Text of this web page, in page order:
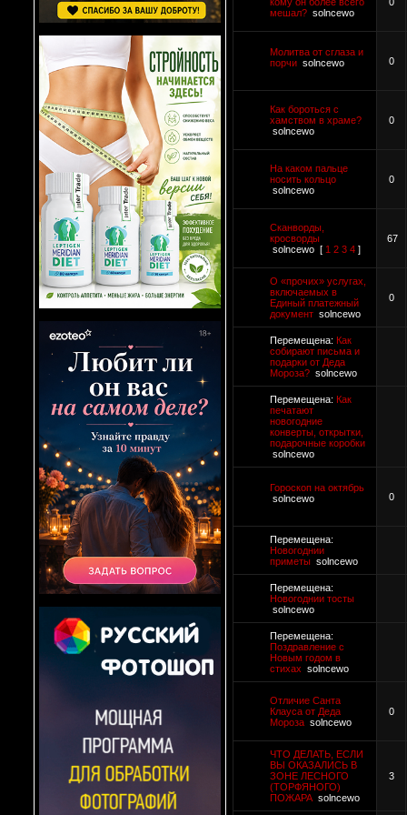
мешал? solncewo
Молитва от сглаза и
порчи solncewo 0
Как бороться с
хамством в храме?
solncewo
0
На каком пальце
носить кольцо
solncewo
0
Сканворды,
кросворды
solncewo [ 1 2 3 4 ]
67
О «прочих» услугах,
включаемых в
Единый платежный
документ solncewo
0
Перемещена: Как
собирают письма и
подарки от Деда
Мороза? solncewo
Перемещена: Как
печатают
новогодние
конверты, открытки,
подарочные коробки
solncewo
Гороскоп на октябрь
solncewo
0
Перемещена:
Новогоднии
приметы solncewo
Перемещена:
Новогоднии тосты
solncewo
Перемещена:
Поздравление с
Новым годом в
стихах solncewo
Отличие Санта
Клауса от Деда
Мороза solncewo
0
ЧТО ДЕЛАТЬ, ЕСЛИ
ВЫ ОКАЗАЛИСЬ В
ЗОНЕ ЛЕСНОГО
(ТОРФЯНОГО)
ПОЖАРА solncewo
3